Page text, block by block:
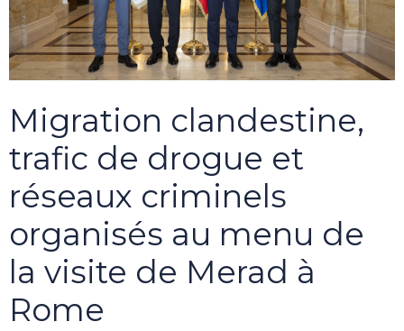
Migration clandestine,
trafic de drogue et
réseaux criminels
organisés au menu de
la visite de Merad à
Rome